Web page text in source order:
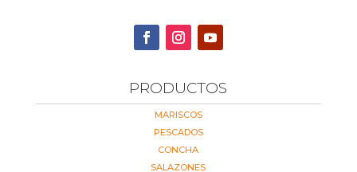
PRODUCTOS
MARISCOS
PESCADOS
CONCHA
SALAZONES